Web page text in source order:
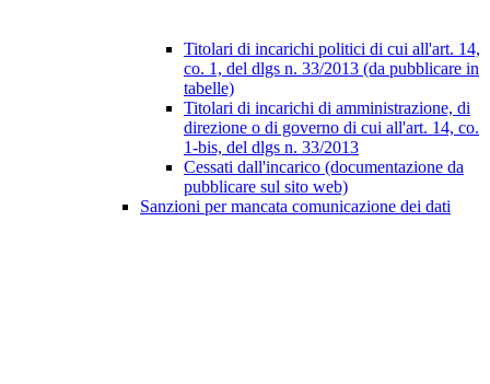
Titolari di incarichi politici di cui all'art. 14,
co. 1, del dlgs n. 33/2013 (da pubblicare in
tabelle)
Titolari di incarichi di amministrazione, di
direzione o di governo di cui all'art. 14, co.
1-bis, del dlgs n. 33/2013
Cessati dall'incarico (documentazione da
pubblicare sul sito web)
Sanzioni per mancata comunicazione dei dati